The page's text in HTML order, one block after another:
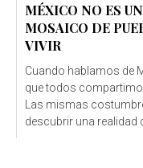
MÉXICO NO ES
MOSAICO DE
VIVIR
Cuando hablamos de México… Muchas
que todos compartimos la
Las mismas costumbres. Pero basta recorrer el
descubrir una realidad